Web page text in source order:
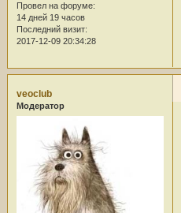
Провел на форуме:
14 дней 19 часов
Последний визит:
2017-12-09 20:34:28
veoclub
Модератор